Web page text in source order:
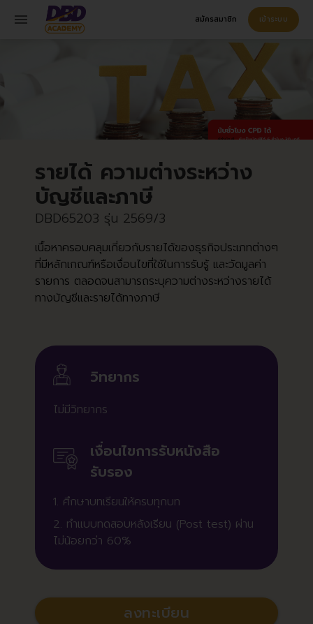
menu สมัครสมาชิก เข้าระบบ
รายได้ ความต่างระหว่าง
บัญชีและภาษี
DBD65203 รุ่น 2569/3
เนื้อหาครอบคลุมเกี่ยวกับรายได้ของธุรกิจประเภทต่างๆ
ที่มีหลักเกณฑ์หรือเงื่อนไขที่ใช้ในการรับรู้ และวัดมูลค่า
รายการ ตลอดจนสามารถระบุความต่างระหว่างรายได้
ทางบัญชีและรายได้ทางภาษี
วิทยากร
ไม่มีวิทยากร
เงื่อนไขการรับหนังสือ
รับรอง
1. ศึกษาบทเรียนให้ครบทุกบท
2. ทำแบบทดสอบหลังเรียน (Post test) ผ่าน
ไม่น้อยกว่า 60%
ลงทะเบียน